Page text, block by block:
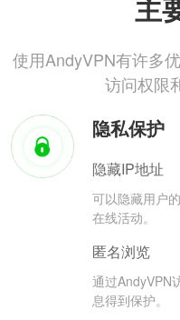
主
使用AndyVPN有许多
访问权限
隐私保护
隐藏IP地址
可以隐藏用户
在线活动。
匿名浏览
通过AndyVPN
息得到保护。